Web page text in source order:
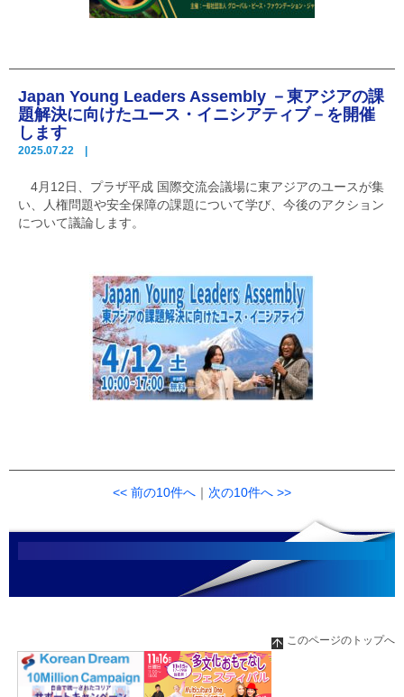
Japan Young Leaders Assembly －東アジアの課
題解決に向けたユース・イニシアティブ－を開催
します
2025.07.22 |
4月12日、プラザ平成 国際交流会議場に東アジアのユースが集
い、人権問題や安全保障の課題について学び、今後のアクション
について議論します。
<< 前の10件へ ｜ 次の10件へ >>
このページのトップへ